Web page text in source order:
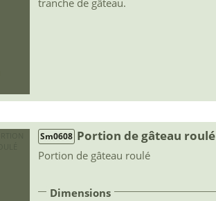
tranche de gâteau.
Sm0608 Portion de gâteau roulé
Portion de gâteau roulé
Dimensions